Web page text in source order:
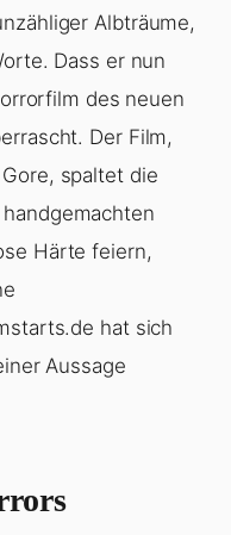
Albträume,
Dass er nun
des neuen
Der Film,
spaltet die
Härte feiern,
hat sich
Aussage